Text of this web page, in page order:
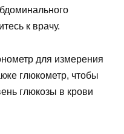
к врачу.
для измерения
глюкометр, чтобы
глюкозы в крови